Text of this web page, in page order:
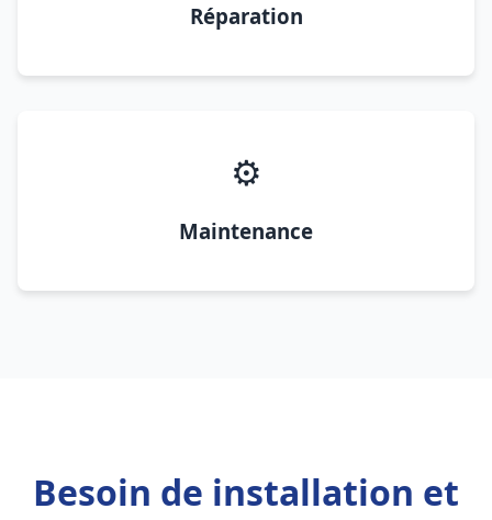
Réparation
⚙️
Maintenance
Besoin de installation et